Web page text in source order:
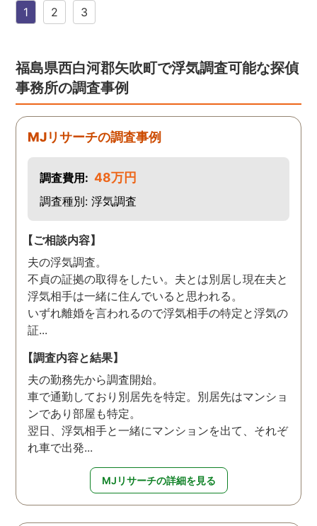
ました。
1 2 3
福島県西白河郡矢吹町で浮気調査可能な探偵
事務所の調査事例
MJリサーチの調査事例
調査費用: 48万円
調査種別: 浮気調査
【ご相談内容】
夫の浮気調査。
不貞の証拠の取得をしたい。夫とは別居し現在夫と
浮気相手は一緒に住んでいると思われる。
いずれ離婚を言われるので浮気相手の特定と浮気の
証...
【調査内容と結果】
夫の勤務先から調査開始。
車で通勤しており別居先を特定。別居先はマンショ
ンであり部屋も特定。
翌日、浮気相手と一緒にマンションを出て、それぞ
れ車で出発...
MJリサーチの詳細を見る